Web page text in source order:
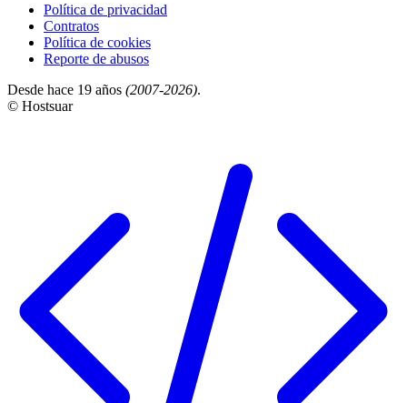
Política de privacidad
Contratos
Política de cookies
Reporte de abusos
Desde hace 19 años (2007-2026).
© Hostsuar